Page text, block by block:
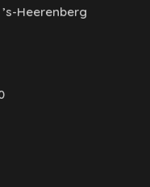
Heerenberg